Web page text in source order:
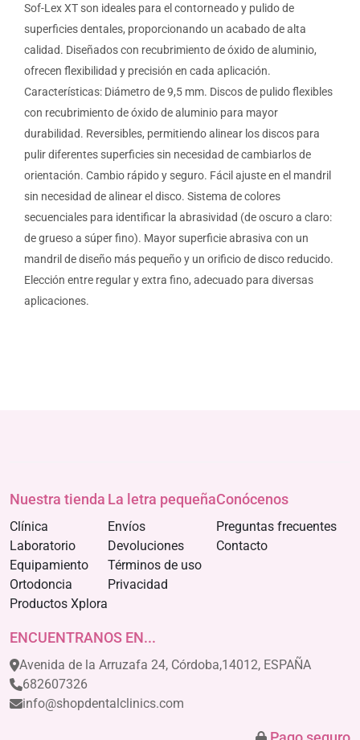
Sof-Lex XT son ideales para el contorneado y pulido de
superficies dentales, proporcionando un acabado de alta
calidad. Diseñados con recubrimiento de óxido de aluminio,
ofrecen flexibilidad y precisión en cada aplicación.
Características: Diámetro de 9,5 mm. Discos de pulido flexibles
con recubrimiento de óxido de aluminio para mayor
durabilidad. Reversibles, permitiendo alinear los discos para
pulir diferentes superficies sin necesidad de cambiarlos de
orientación. Cambio rápido y seguro. Fácil ajuste en el mandril
sin necesidad de alinear el disco. Sistema de colores
secuenciales para identificar la abrasividad (de oscuro a claro:
de grueso a súper fino). Mayor superficie abrasiva con un
mandril de diseño más pequeño y un orificio de disco reducido.
Elección entre regular y extra fino, adecuado para diversas
aplicaciones.
Nuestra tienda
Clínica
Laboratorio
Equipamiento
Ortodoncia
Productos Xplora
La letra pequeña
Envíos
Devoluciones
Términos de uso
Privacidad
Conócenos
Preguntas frecuentes
Contacto
ENCUENTRANOS EN...
Avenida de la Arruzafa 24, Córdoba,14012, ESPAÑA
682607326
info@shopdentalclinics.com